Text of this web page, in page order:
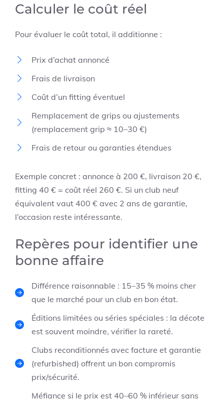
Calculer le coût réel
Pour évaluer le coût total, il additionne :
Prix d’achat annoncé
Frais de livraison
Coût d’un fitting éventuel
Remplacement de grips ou ajustements
(remplacement grip ≈ 10–30 €)
Frais de retour ou garanties étendues
Exemple concret : annonce à 200 €, livraison 20 €,
fitting 40 € = coût réel 260 €. Si un club neuf
équivalent vaut 400 € avec 2 ans de garantie,
l’occasion reste intéressante.
Repères pour identifier une
bonne affaire
Différence raisonnable : 15–35 % moins cher
que le marché pour un club en bon état.
Éditions limitées ou séries spéciales : la décote
est souvent moindre, vérifier la rareté.
Clubs reconditionnés avec facture et garantie
(refurbished) offrent un bon compromis
prix/sécurité.
Méfiance si le prix est 40–60 % inférieur sans